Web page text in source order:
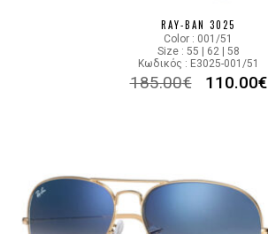
RAY-BAN 3025
Color : 001/51
Size : 55 | 62 | 58
Κωδικός : E3025-001/51
185.00€ 110.00€